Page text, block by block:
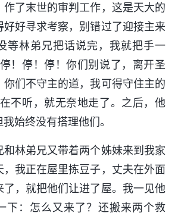
了末世的审判工作，这是天大的
好寻求考察，别错过了迎接主来
等林弟兄把话说完，我就把手一
！停！停！你们别说了，离开圣
们不守主的道，我可得守住主的
不听，就无奈地走了。之后，他
始终没有搭理他们。
和林弟兄又带着两个姊妹来到我家
，我正在屋里拣豆子，丈夫在外面
了，就把他们让进了屋。我一见他
下：怎么又来了？还搬来两个救